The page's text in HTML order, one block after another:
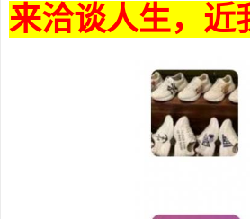
来洽谈人生，近